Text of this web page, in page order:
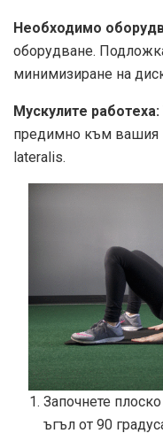
Необходимо
оборудване.
минимизиране на
Мускулите работеха:
предимно към вашия
lateralis.
Започнете
ъгъл от 90